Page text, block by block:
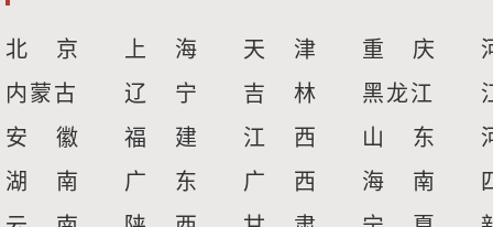
北 京 上 海 天 津 重 庆
内蒙古
辽 宁 吉 林 黑龙江
安 徽
福 建 江 西 山 东
湖 南
广 东 广 西 海 南